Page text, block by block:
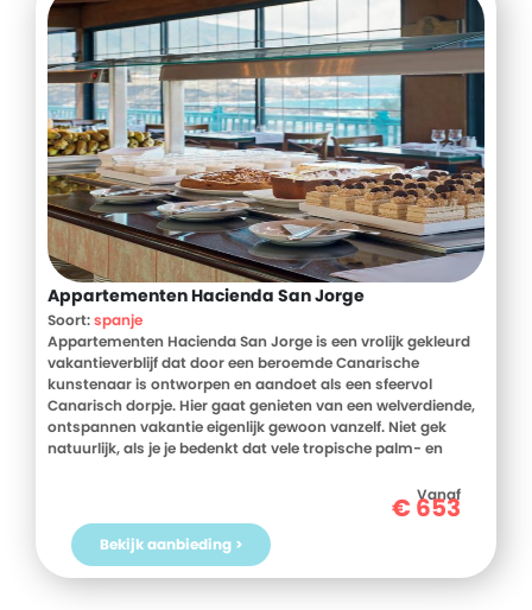
Appartementen Hacienda San Jorge
Soort:spanje
Appartementen Hacienda San Jorge is een vrolijk gekleurd
vakantieverblijf dat door een beroemde Canarische
kunstenaar is ontworpen en aandoet als een sfeervol
Canarisch dorpje. Hier gaat genieten van een welverdiende,
ontspannen vakantie eigenlijk gewoon vanzelf. Niet gek
natuurlijk, als je je bedenkt dat vele tropische palm- en
het decor van je vakantie bepalen. Werkelijk een plaatje aan
Appartementen Hacienda San Jorge beschikt over vijf
gebouwen met comfortabele appartementen die verspreid
Vanaf
€653
Bekijk aanbieding >